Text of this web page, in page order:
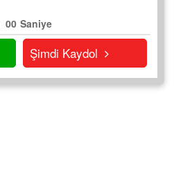
00 Saniye
Şimdi Kaydol